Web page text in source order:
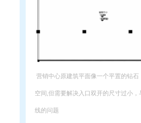
营销中心原建筑平面像一个平置的钻石
空间,但需要解决入口双开的尺寸过小
线的问题